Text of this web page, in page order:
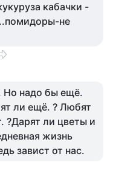
кабачки -
не
Но надо бы ещё.
ли ещё. ? Любят
?Дарят ли цветы и
жизнь
завист от нас.